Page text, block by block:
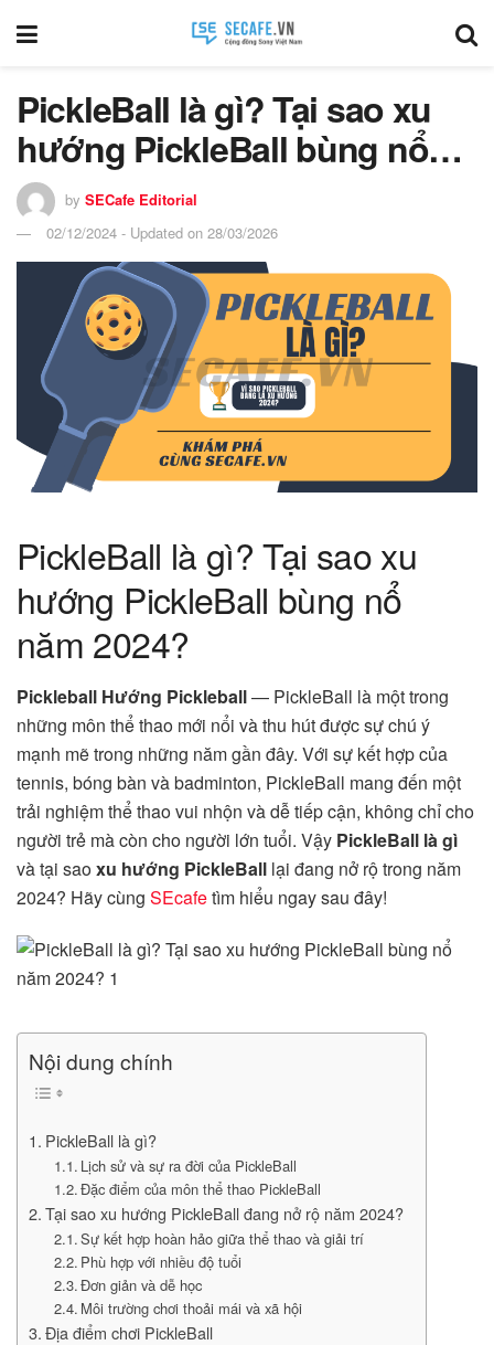
PickleBall là gì? Tại sao xu
hướng PickleBall bùng nổ…
by SECafe Editorial
02/12/2024 - Updated on 28/03/2026
PickleBall là gì? Tại sao xu
hướng PickleBall bùng nổ
năm 2024?
Pickleball Hướng Pickleball— PickleBall là một trong
những môn thể thao mới nổi và thu hút được sự chú ý
mạnh mẽ trong những năm gần đây. Với sự kết hợp của
tennis, bóng bàn và badminton, PickleBall mang đến một
trải nghiệm thể thao vui nhộn và dễ tiếp cận, không chỉ cho
người trẻ mà còn cho người lớn tuổi. Vậy PickleBall là gì
và tại saoxu hướng PickleBall lại đang nở rộ trong năm
2024? Hãy cùng SEcafetìm hiểu ngay sau đây!
Nội dung chính
PickleBall là gì?
Lịch sử và sự ra đời của PickleBall
Đặc điểm của môn thể thao PickleBall
Tại sao xu hướng PickleBall đang nở rộ năm 2024?
Sự kết hợp hoàn hảo giữa thể thao và giải trí
Phù hợp với nhiều độ tuổi
Đơn giản và dễ học
Môi trường chơi thoải mái và xã hội
Địa điểm chơi PickleBall